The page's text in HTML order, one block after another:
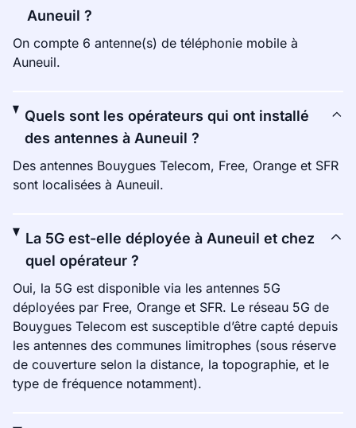
Auneuil ?
On compte 6 antenne(s) de téléphonie mobile à
Auneuil.
Quels sont les opérateurs qui ont installé
des antennes à Auneuil ?
Des antennes Bouygues Telecom, Free, Orange et SFR
sont localisées à Auneuil.
La 5G est-elle déployée à Auneuil et chez
quel opérateur ?
Oui, la 5G est disponible via les antennes 5G
déployées par Free, Orange et SFR. Le réseau 5G de
Bouygues Telecom est susceptible d’être capté depuis
les antennes des communes limitrophes (sous réserve
de couverture selon la distance, la topographie, et le
type de fréquence notamment).